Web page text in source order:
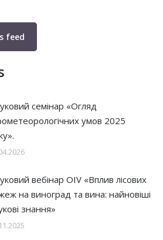
feed
семінар «Огляд
умов 2025
вебінар OIV «Вплив лісових
на виноград та вина: найновіші
знання»